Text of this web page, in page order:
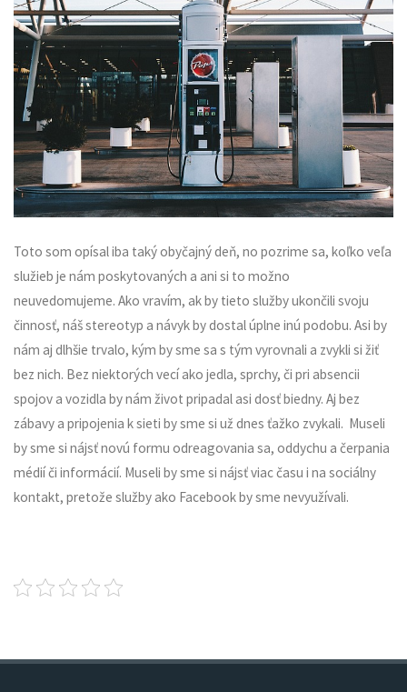
Toto som opísal iba taký obyčajný deň, no pozrime sa, koľko veľa
služieb je nám poskytovaných a ani si to možno
neuvedomujeme. Ako vravím, ak by tieto služby ukončili svoju
činnosť, náš stereotyp a návyk by dostal úplne inú podobu. Asi by
nám aj dlhšie trvalo, kým by sme sa s tým vyrovnali a zvykli si žiť
bez nich. Bez niektorých vecí ako jedla, sprchy, či pri absencii
spojov a vozidla by nám život pripadal asi dosť biedny. Aj bez
zábavy a pripojenia k sieti by sme si už dnes ťažko zvykali. Museli
by sme si nájsť novú formu odreagovania sa, oddychu a čerpania
médií či informácií. Museli by sme si nájsť viac času i na sociálny
kontakt, pretože služby ako Facebook by sme nevyužívali.